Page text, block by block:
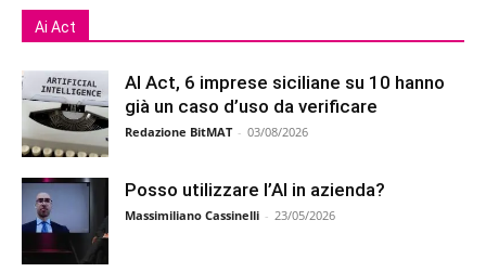
Ai Act
AI Act, 6 imprese siciliane su 10 hanno
già un caso d’uso da verificare
Redazione BitMAT - 03/08/2026
Posso utilizzare l’AI in azienda?
Massimiliano Cassinelli - 23/05/2026